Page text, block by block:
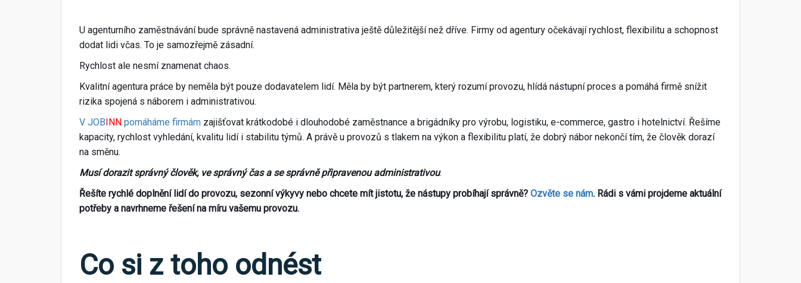
U agenturního zaměstnávání bude správně nastavená administrativa ještě důležitější než dříve. Firmy od agentury očekávají rychlost, flexibilitu a schopnost
dodat lidi včas. To je samozřejmě zásadní.
Rychlost ale nesmí znamenat chaos.
Kvalitní agentura práce by neměla být pouze dodavatelem lidí. Měla by být partnerem, který rozumí provozu, hlídá nástupní proces a pomáhá firmě snížit
rizika spojená s náborem i administrativou.
V JOB INN pomáháme firmám zajišťovat krátkodobé i dlouhodobé zaměstnance a brigádníky pro výrobu, logistiku, e-commerce, gastro i hotelnictví. Řešíme
kapacity, rychlost vyhledání, kvalitu lidí i stabilitu týmů. A právě u provozů s tlakem na výkon a flexibilitu platí, že dobrý nábor nekončí tím, že člověk dorazí
na směnu.
Musí dorazit správný člověk, ve správný čas a se správně připravenou administrativou.
Řešíte rychlé doplnění lidí do provozu, sezonní výkyvy nebo chcete mít jistotu, že nástupy probíhají správně? Ozvěte se nám. Rádi s vámi projdeme aktuální
potřeby a navrhneme řešení na míru vašemu provozu.
Co si z toho odnést